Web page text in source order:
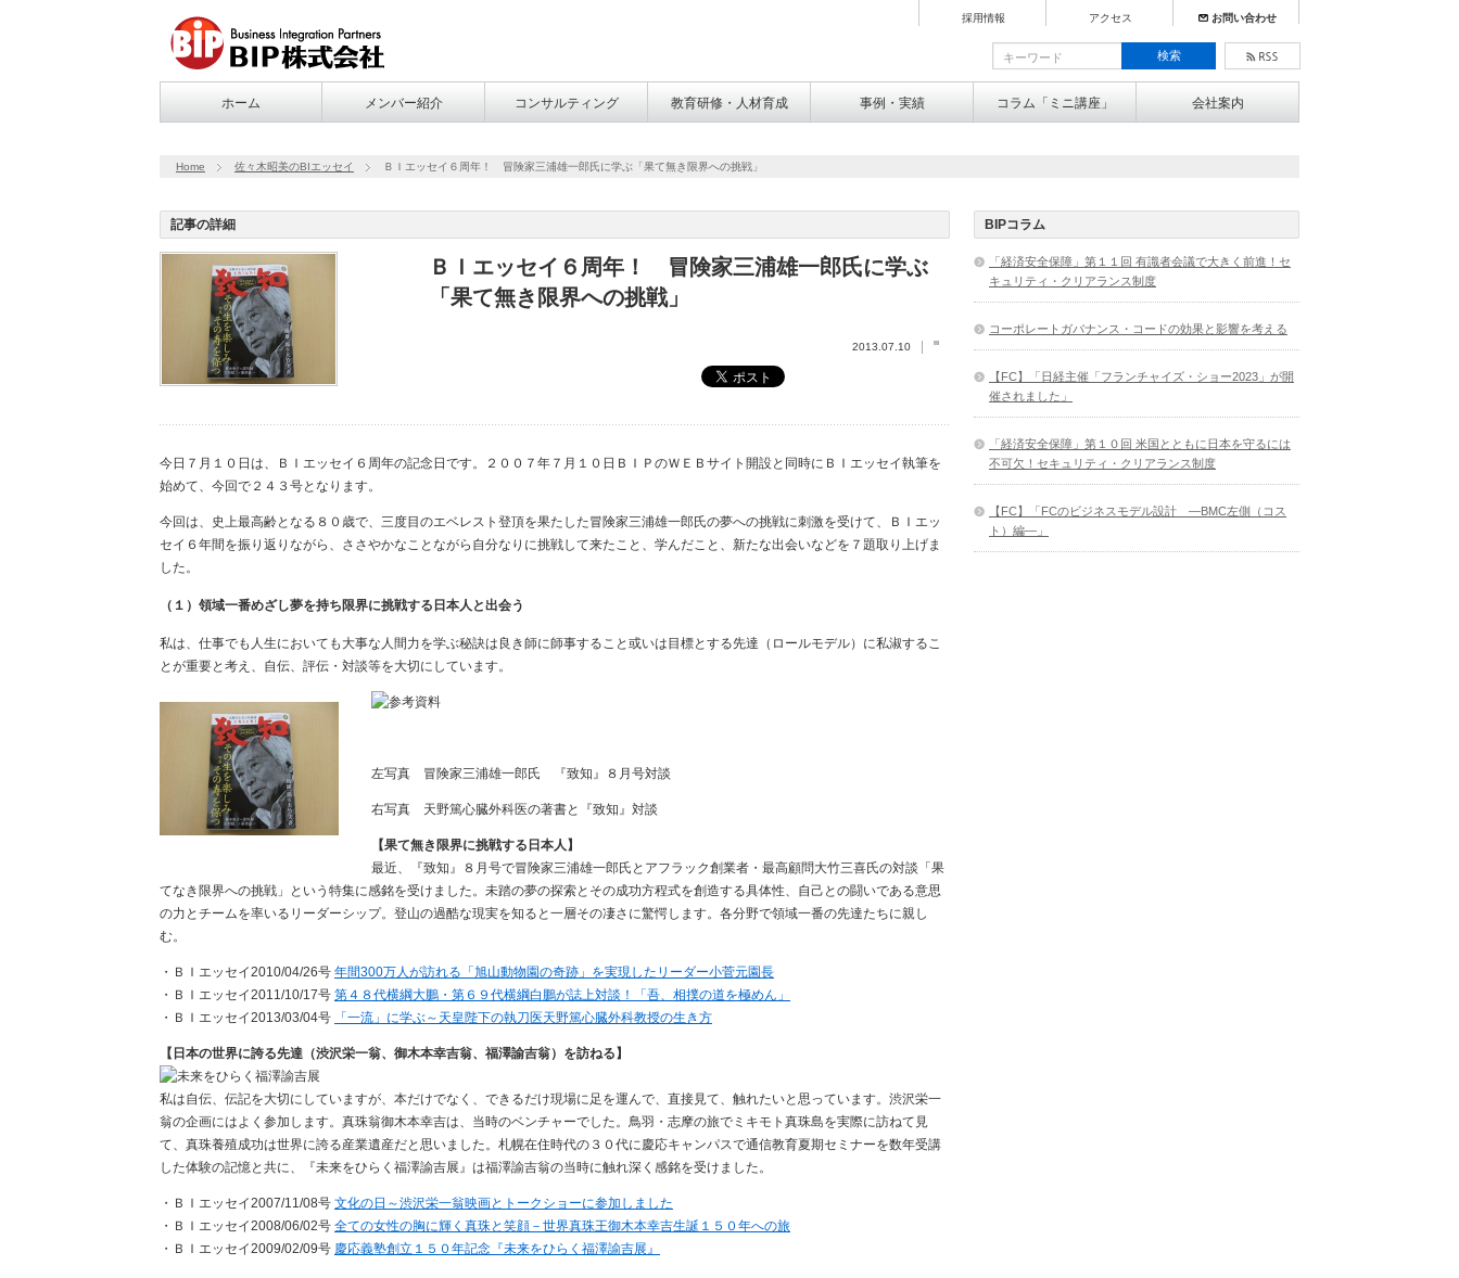
採用情報 アクセス お問い合わせ
ホーム メンバー紹介 コンサルティング 教育研修・人材育成 事例・実績 コラム「ミニ講座」 会社案内
Home 佐々木昭美のBIエッセイ ＢＩエッセイ６周年！ 冒険家三浦雄一郎氏に学ぶ「果て無き限界への挑戦」
記事の詳細
ＢＩエッセイ６周年！ 冒険家三浦雄一郎氏に学ぶ
「果て無き限界への挑戦」
2013.07.10
今日７月１０日は、ＢＩエッセイ６周年の記念日です。２００７年７月１０日ＢＩＰのＷＥＢサイト開設と同時にＢＩエッセイ執筆を
始めて、今回で２４３号となります。
今回は、史上最高齢となる８０歳で、三度目のエベレスト登頂を果たした冒険家三浦雄一郎氏の夢への挑戦に刺激を受けて、ＢＩエッ
セイ６年間を振り返りながら、ささやかなことながら自分なりに挑戦して来たこと、学んだこと、新たな出会いなどを７題取り上げま
した。
（１）領域一番めざし夢を持ち限界に挑戦する日本人と出会う
私は、仕事でも人生においても大事な人間力を学ぶ秘訣は良き師に師事すること或いは目標とする先達（ロールモデル）に私淑するこ
とが重要と考え、自伝、評伝・対談等を大切にしています。
左写真 冒険家三浦雄一郎氏 『致知』８月号対談
右写真 天野篤心臓外科医の著書と『致知』対談
【果て無き限界に挑戦する日本人】
最近、『致知』８月号で冒険家三浦雄一郎氏とアフラック創業者・最高顧問大竹三喜氏の対談「果
てなき限界への挑戦」という特集に感銘を受けました。未踏の夢の探索とその成功方程式を創造する具体性、自己との闘いである意思
の力とチームを率いるリーダーシップ。登山の過酷な現実を知ると一層その凄さに驚愕します。各分野で領域一番の先達たちに親し
む。
・ＢＩエッセイ2010/04/26号 年間300万人が訪れる「旭山動物園の奇跡」を実現したリーダー小菅元園長
・ＢＩエッセイ2011/10/17号 第４８代横綱大鵬・第６９代横綱白鵬が誌上対談！「吾、相撲の道を極めん」
・ＢＩエッセイ2013/03/04号
「一流」に学ぶ～天皇陛下の執刀医天野篤心臓外科教授の生き方
【日本の世界に誇る先達（渋沢栄一翁、御木本幸吉翁、福澤諭吉翁）を訪ねる】
私は自伝、伝記を大切にしていますが、本だけでなく、できるだけ現場に足を運んで、直接見て、触れたいと思っています。渋沢栄一
翁の企画にはよく参加します。真珠翁御木本幸吉は、当時のベンチャーでした。鳥羽・志摩の旅でミキモト真珠島を実際に訪ねて見
て、真珠養殖成功は世界に誇る産業遺産だと思いました。札幌在住時代の３０代に慶応キャンパスで通信教育夏期セミナーを数年受講
した体験の記憶と共に、『未来をひらく福澤諭吉展』は福澤諭吉翁の当時に触れ深く感銘を受けました。
・ＢＩエッセイ2007/11/08号 文化の日～渋沢栄一翁映画とトークショーに参加しました
・ＢＩエッセイ2008/06/02号 全ての女性の胸に輝く真珠と笑顔－世界真珠王御木本幸吉生誕１５０年への旅
・ＢＩエッセイ2009/02/09号 慶応義塾創立１５０年記念『未来をひらく福澤諭吉展』
BIPコラム
「経済安全保障」第１１回 有識者会議で大きく前進！セ
キュリティ・クリアランス制度
コーポレートガバナンス・コードの効果と影響を考える
【FC】「日経主催「フランチャイズ・ショー2023」が開
催されました」
「経済安全保障」第１０回 米国とともに日本を守るには
不可欠！セキュリティ・クリアランス制度
【FC】「FCのビジネスモデル設計 ―BMC左側（コス
ト）編―」